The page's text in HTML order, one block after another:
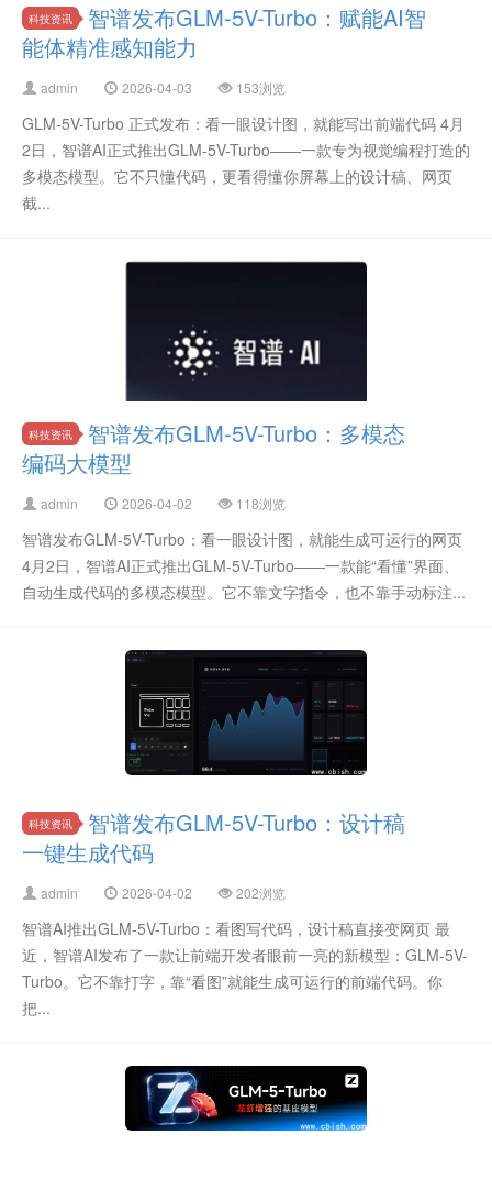
科技资讯
智谱发布GLM-5V-Turbo：赋能AI智
能体精准感知能力
admin 2026-04-03 153浏览
GLM-5V-Turbo 正式发布：看一眼设计图，就能写出前端代码 4月
2日，智谱AI正式推出GLM-5V-Turbo——一款专为视觉编程打造的
多模态模型。它不只懂代码，更看得懂你屏幕上的设计稿、网页
截...
科技资讯
智谱发布GLM-5V-Turbo：多模态
编码大模型
admin 2026-04-02 118浏览
智谱发布GLM-5V-Turbo：看一眼设计图，就能生成可运行的网页
4月2日，智谱AI正式推出GLM-5V-Turbo——一款能“看懂”界面、
自动生成代码的多模态模型。它不靠文字指令，也不靠手动标注...
科技资讯
智谱发布GLM-5V-Turbo：设计稿
一键生成代码
admin 2026-04-02 202浏览
智谱AI推出GLM-5V-Turbo：看图写代码，设计稿直接变网页 最
近，智谱AI发布了一款让前端开发者眼前一亮的新模型：GLM-5V-
Turbo。它不靠打字，靠“看图”就能生成可运行的前端代码。你
把...